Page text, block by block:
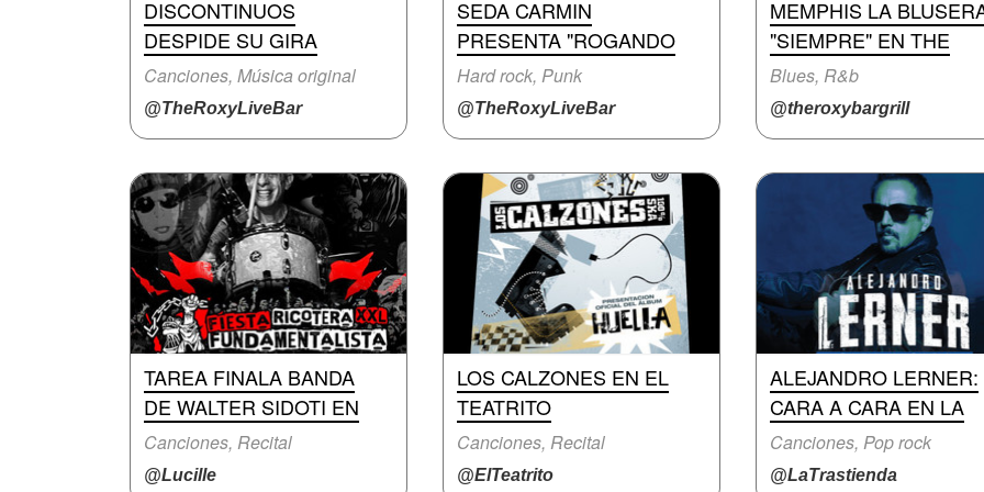
DISCONTINUOS
DESPIDE SU GIRA
Canciones, Música original
@TheRoxyLiveBar
SEDA CARMIN
PRESENTA "ROGANDO
Hard rock, Punk
@TheRoxyLiveBar
MEMPHIS LA
"SIEMPRE" EN THE
Blues, R&b
@theroxybargrill
TAREA FINALA BANDA
DE WALTER SIDOTI EN
Canciones, Recital
@Lucille
LOS CALZONES EN EL
TEATRITO
Canciones, Recital
@ElTeatrito
ALEJANDRO LERNER:
CARA A CARA EN LA
Canciones, Pop rock
@LaTrastienda